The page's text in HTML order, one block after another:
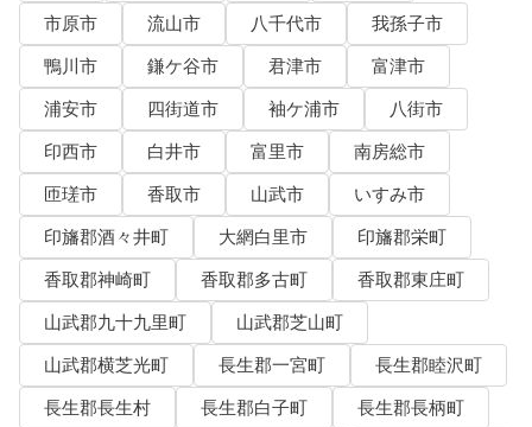
市原市
流山市 八千代市
我孫子市
鴨川市
鎌ケ谷市 君津市
富津市
浦安市
四街道市 袖ケ浦市
八街市
印西市
白井市 富里市
南房総市
匝瑳市
香取市 山武市
いすみ市
印旛郡酒々井町
大網白里市
印旛郡栄町
香取郡神崎町
香取郡多古町
香取郡東庄町
山武郡九十九里町
山武郡芝山町
山武郡横芝光町
長生郡一宮町
長生郡睦沢町
長生郡長生村
長生郡白子町
長生郡長柄町